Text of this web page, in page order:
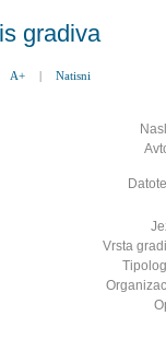
gradiva
A+ | Natisni
Vrsta